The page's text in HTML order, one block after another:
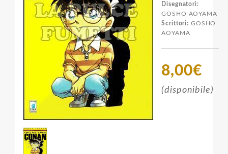
Disegnatori:
GOSHO AOYAMA
Scrittori: GOSHO
AOYAMA
8,00€
(disponibile)